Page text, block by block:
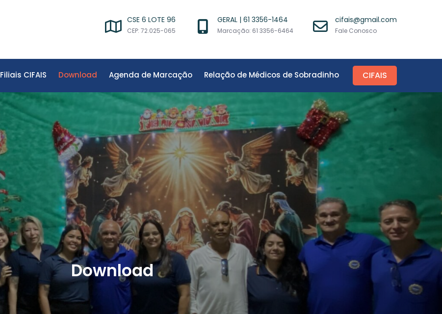
CSE 6 LOTE 96
CEP: 72.025-065
GERAL | 61 3356-1464
Marcação: 61 3356-6464
cifais@gmail.com
Fale Conosco
Filiais CIFAIS Download Agenda de Marcação Relação de Médicos de Sobradinho CIFAIS
Download